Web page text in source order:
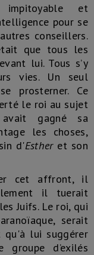
et
pour se
conseillers.
que tous les
lui. Tous s’y
vies. Un seul
prosterner. Ce
le roi au sujet
gagné sa
les choses,
d'Esther et son
cet affront, il
il tuerait
Juifs. Le roi, qui
serait
qu'à lui suggérer
d’exilés